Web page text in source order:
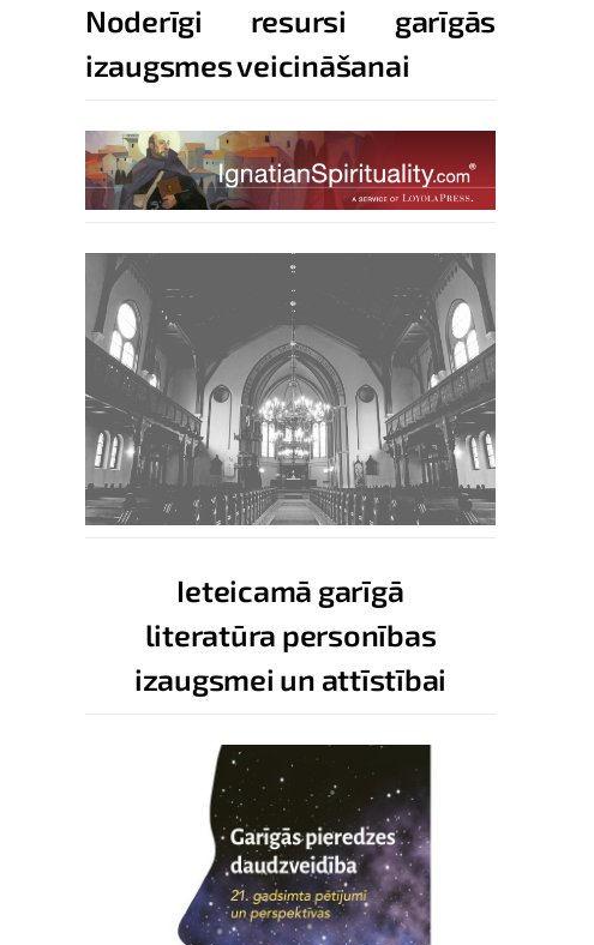
Noderīgi resursi garīgās
izaugsmes veicināšanai
Ieteicamā garīgā
literatūra personības
izaugsmei un attīstībai